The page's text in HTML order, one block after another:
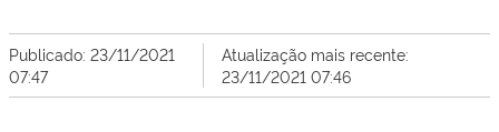
Publicado: 23/11/2021
07:47
Atualização mais recente:
23/11/2021 07:46